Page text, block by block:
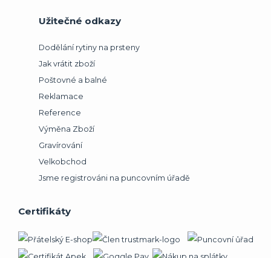
Užitečné odkazy
Dodělání rytiny na prsteny
Jak vrátit zboží
Poštovné a balné
Reklamace
Reference
Výměna Zboží
Gravírování
Velkobchod
Jsme registrováni na puncovním úřadě
Certifikáty